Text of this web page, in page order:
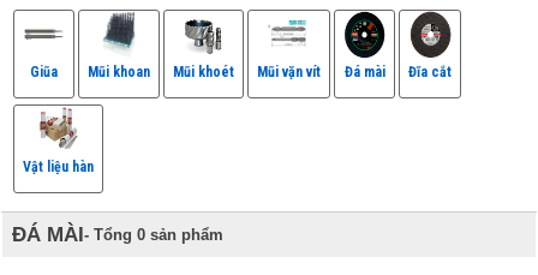
Giũa Mũi khoan Mũi khoét Mũi vặn vít Đá mài Đĩa cắt
Vật liệu hàn
ĐÁ MÀI- Tổng 0 sản phẩm